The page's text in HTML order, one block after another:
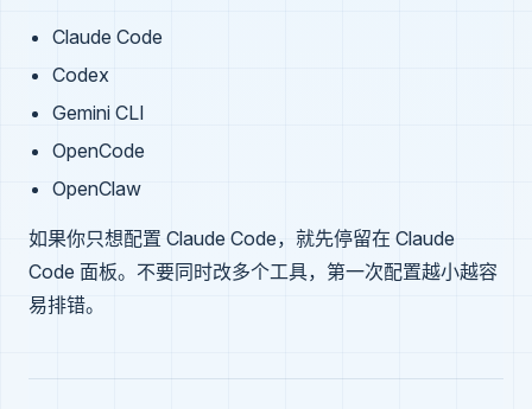
Claude Code
Codex
Gemini CLI
OpenCode
OpenClaw
如果你只想配置 Claude Code，就先停留在 Claude
Code 面板。不要同时改多个工具，第一次配置越小越容
易排错。